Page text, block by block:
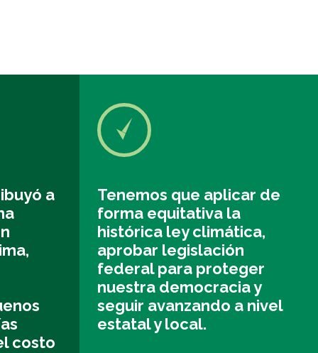
a
costo
Tenemos que aplicar de
forma equitativa la
histórica ley climática,
aprobar legislación
federal para proteger
nuestra democracia y
seguir avanzando a nivel
estatal y local.